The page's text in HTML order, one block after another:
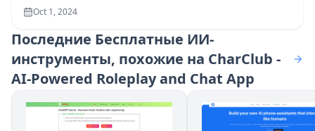
Oct 1, 2024
Последние Бесплатные ИИ-
инструменты, похожие на CharClub -
AI-Powered Roleplay and Chat App